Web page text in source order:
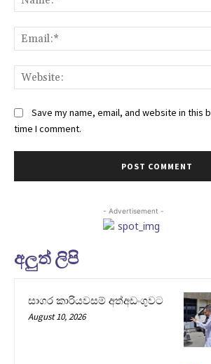
Save my name, email, and website in this
time I comment.
- Advertisement -
අලුත් ලිපි
සාගර කාරියවසම් අත්අඩංගුවට
August 10, 2026